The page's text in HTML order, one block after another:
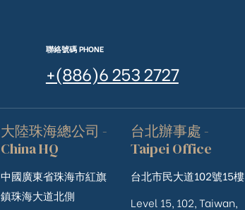
聯絡號碼 PHONE
+(886)6 253 2727
大陸珠海總公司 -
China HQ
中國廣東省珠海市紅旗
鎮珠海大道北側
台北辦事處 -
Taipei Office
台北市民大道102號15樓
Level 15, 102, Taiwan,